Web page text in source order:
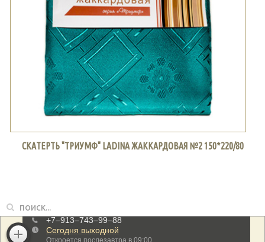
СКАТЕРТЬ "ТРИУМФ" LADINA ЖАККАРДОВАЯ №2 150*220/80